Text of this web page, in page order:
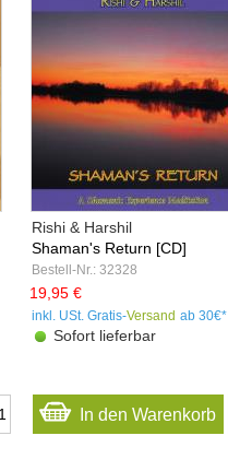
Rishi & Harshil
Shaman's Return [CD]
Bestell-Nr.: 32328
19,95 €
inkl. USt. Gratis-Versand ab 30€*
Sofort lieferbar
In den Warenkorb